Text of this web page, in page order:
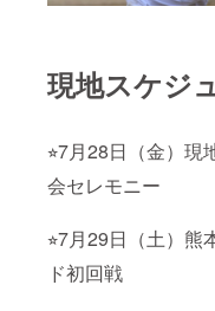
現地スケジ
⭐︎7月28日（金）
会セレモニー
⭐︎7月29日（土）熊
ド初回戦